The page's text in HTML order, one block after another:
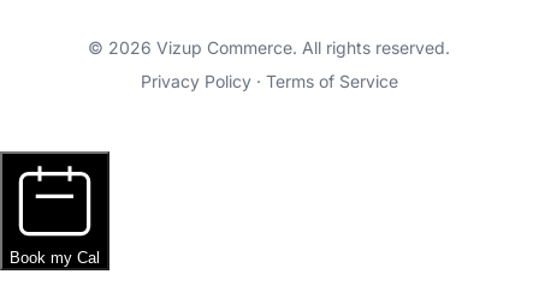
© 2026 Vizup Commerce. All rights reserved.
Privacy Policy · Terms of Service